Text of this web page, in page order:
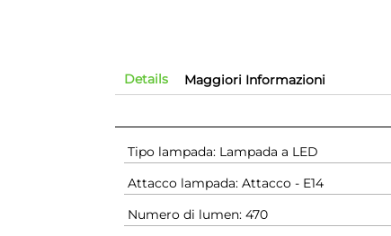
Details
Tipo lampada: Lampada a LED
Attacco lampada: Attacco - E14
Numero di lumen: 470
Maggiori Informazioni